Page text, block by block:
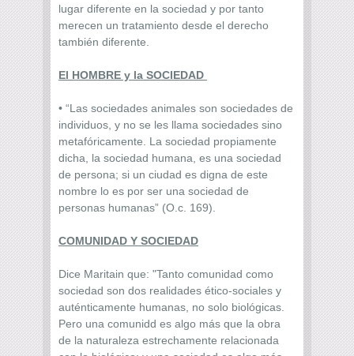
lugar diferente en la sociedad y por tanto
merecen un tratamiento desde el derecho
también diferente.
El HOMBRE y la SOCIEDAD
• “Las sociedades animales son sociedades de
individuos, y no se les llama sociedades sino
metafóricamente. La sociedad propiamente
dicha, la sociedad humana, es una sociedad
de persona; si un ciudad es digna de este
nombre lo es por ser una sociedad de
personas humanas” (O.c. 169).
COMUNIDAD Y SOCIEDAD
Dice Maritain que: "Tanto comunidad como
sociedad son dos realidades ético-sociales y
auténticamente humanas, no solo biológicas.
Pero una comunidd es algo más que la obra
de la naturaleza estrechamente relacionada